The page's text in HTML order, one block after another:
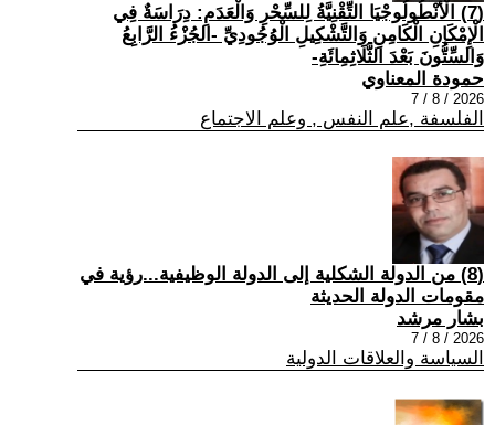
(7) الْأَنْطُولُوجْيَا التِّقْنِيَّةُ لِلسِّحْرِ وَالْعَدَمِ: دِرَاسَةٌ فِي
الْإِمْكَانِ الْكَامِنِ وَالتَّشْكِيلِ الْوُجُودِيِّ -الجُزْءُ الرَّابِعُ
وَالسِّتُّونَ بَعْدَ الثَّلَاثِمِائَةِ-
حمودة المعناوي
2026 / 8 / 7
الفلسفة ,علم النفس , وعلم الاجتماع
(8) من الدولة الشكلية إلى الدولة الوظيفية...رؤية في
مقومات الدولة الحديثة
بشار مرشد
2026 / 8 / 7
السياسة والعلاقات الدولية